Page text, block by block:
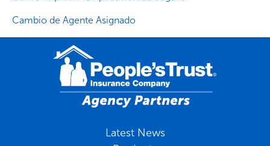
Cambio de Agente Asignado
Latest News